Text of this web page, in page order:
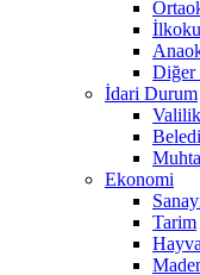
Diğer
İdari Durum
Ekonomi
Tarim